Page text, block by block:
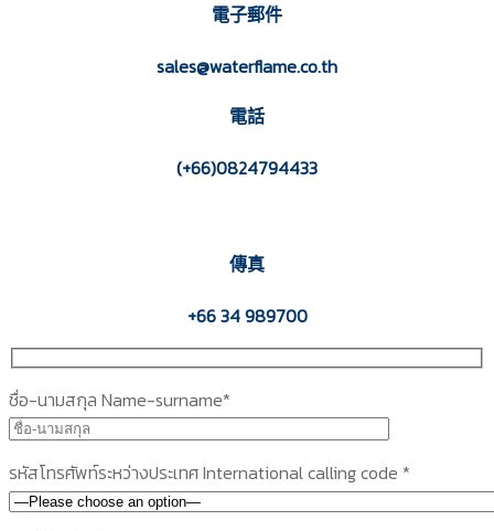
電子郵件
sales@waterflame.co.th
電話
(+66)0824794433
傳真
+66 34 989700
ชื่อ-นามสกุล Name-surname*
รหัสโทรศัพท์ระหว่างประเทศ International calling code *